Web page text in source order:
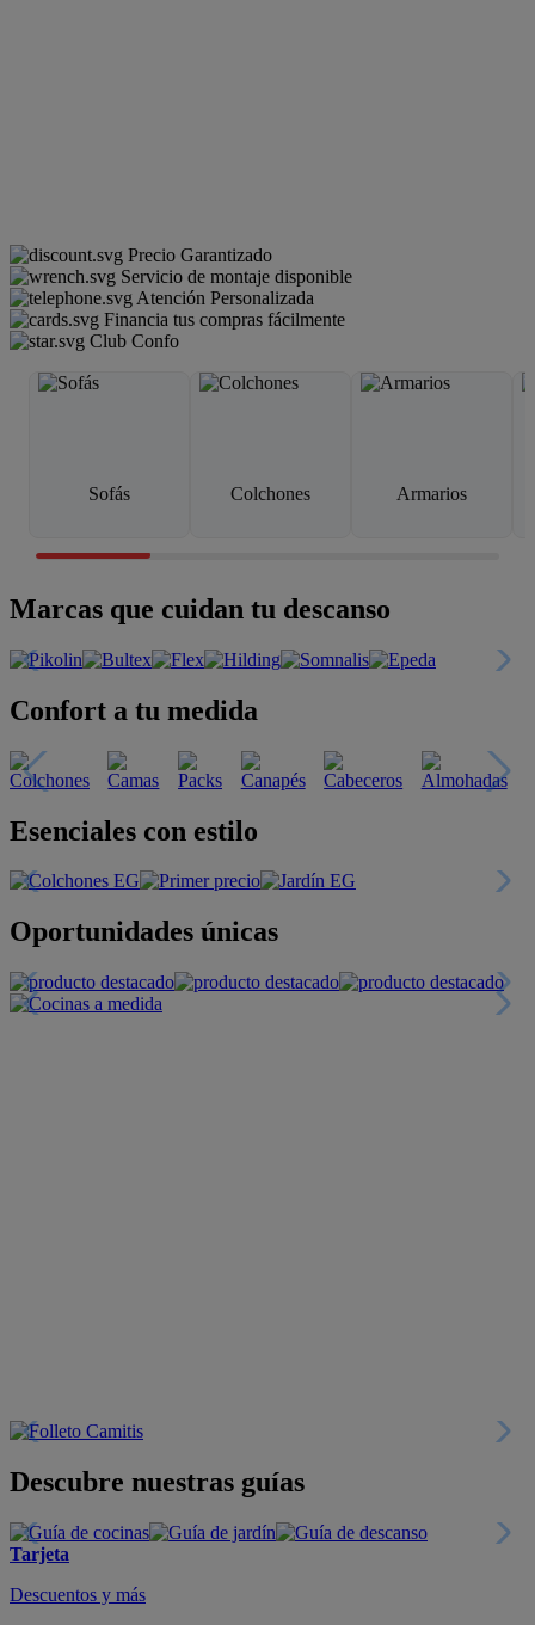
Precio Garantizado
Servicio de montaje disponible
Atención Personalizada
Financia tus compras fácilmente
Club Confo
Sofás Colchones Armarios
Marcas que cuidan tu descanso
Confort a tu medida
Esenciales con estilo
Oportunidades únicas
Descubre nuestras guías
Tarjeta
Descuentos y más